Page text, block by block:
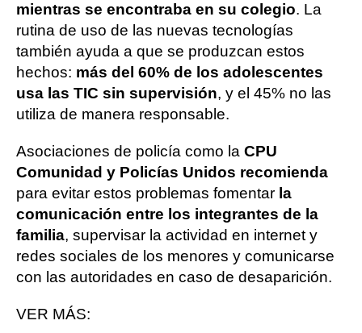
mientras se encontraba en su colegio. La
rutina de uso de las nuevas tecnologías
también ayuda a que se produzcan estos
hechos: más del 60% de los adolescentes
usa las TIC sin supervisión, y el 45% no las
utiliza de manera responsable.
Asociaciones de policía como la CPU
Comunidad y Policías Unidos recomienda
para evitar estos problemas fomentar la
comunicación entre los integrantes de la
familia, supervisar la actividad en internet y
redes sociales de los menores y comunicarse
con las autoridades en caso de desaparición.
VER MÁS: